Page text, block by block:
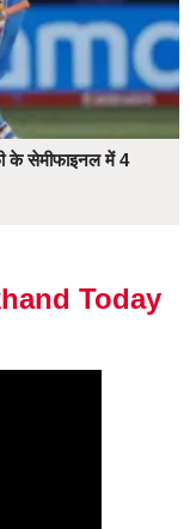
के सेमीफाइनल में 4
Today